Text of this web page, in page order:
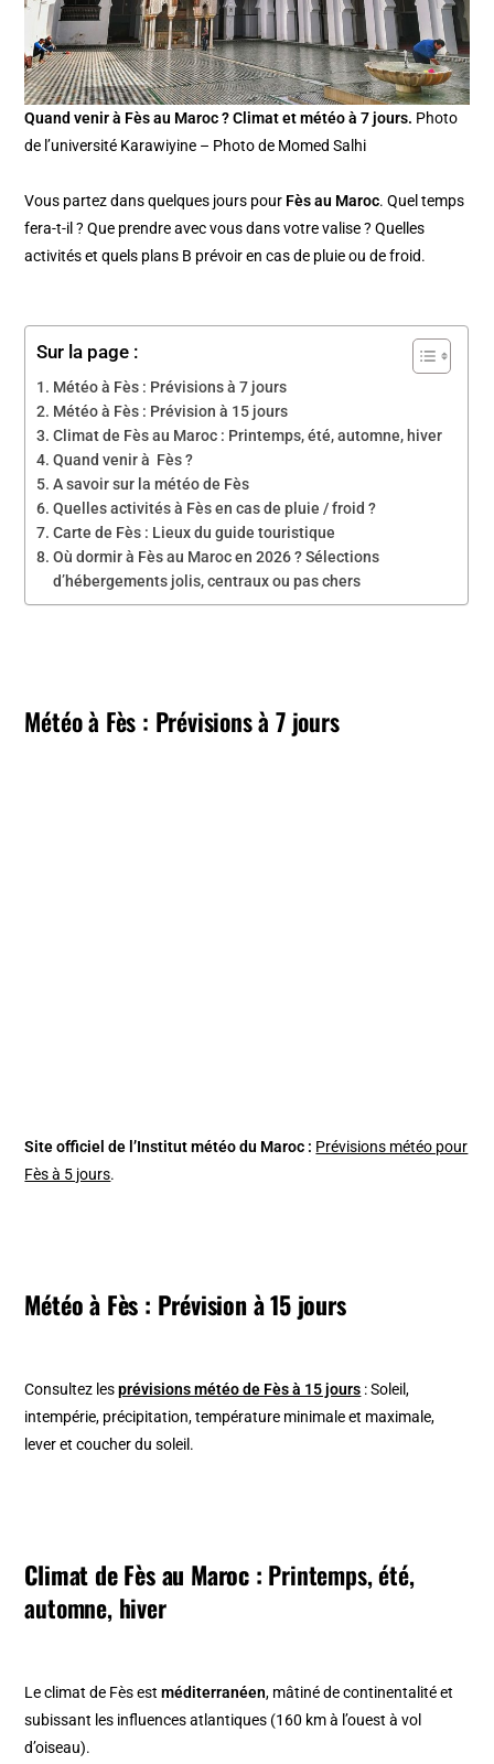
Quand venir à Fès au Maroc ? Climat et météo à 7 jours. Photo
de l’université Karawiyine – Photo de Momed Salhi
Vous partez dans quelques jours pour Fès au Maroc. Quel temps
fera-t-il ? Que prendre avec vous dans votre valise ? Quelles
activités et quels plans B prévoir en cas de pluie ou de froid.
Sur la page :
Météo à Fès : Prévisions à 7 jours
Météo à Fès : Prévision à 15 jours
Climat de Fès au Maroc : Printemps, été, automne, hiver
Quand venir à Fès ?
A savoir sur la météo de Fès
Quelles activités à Fès en cas de pluie / froid ?
Carte de Fès : Lieux du guide touristique
Où dormir à Fès au Maroc en 2026 ? Sélections
d’hébergements jolis, centraux ou pas chers
Météo à Fès : Prévisions à 7 jours
Site officiel de l’Institut météo du Maroc : Prévisions météo pour
Fès à 5 jours.
Météo à Fès : Prévision à 15 jours
Consultez lesprévisions météo de Fès à 15 jours : Soleil,
intempérie, précipitation, température minimale et maximale,
lever et coucher du soleil.
Climat de Fès au Maroc : Printemps, été,
automne, hiver
Le climat de Fès estméditerranéen, mâtiné de continentalité et
subissant les influences atlantiques (160 km à l’ouest à vol
d’oiseau).